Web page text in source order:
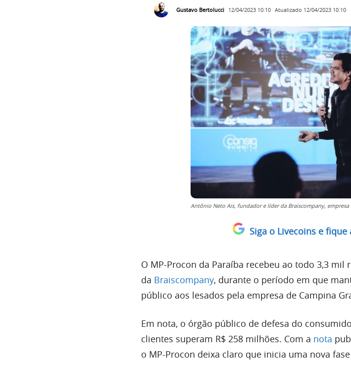
Gustavo Bertolucci 12/04/2023 10:10 Atualizado 12/04/2023 10:10
Antônio Neto Ais, fundador e líder da Braiscompany,
Siga o Livecoins e fique
O MP-Procon da Paraíba recebeu ao todo 3,3 mil
da Braiscompany, durante o período em que
público aos lesados pela empresa de Campina
Em nota, o órgão público de defesa do
clientes superam R$ 258 milhões. Com a nota
o MP-Procon deixa claro que inicia uma nova